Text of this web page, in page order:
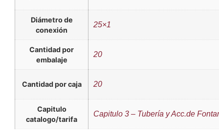
Diámetro de
conexión
25×1
Cantidad por
embalaje
20
Cantidad por caja 20
Capitulo
catalogo/tarifa
Capitulo 3 – Tubería y Acc.de